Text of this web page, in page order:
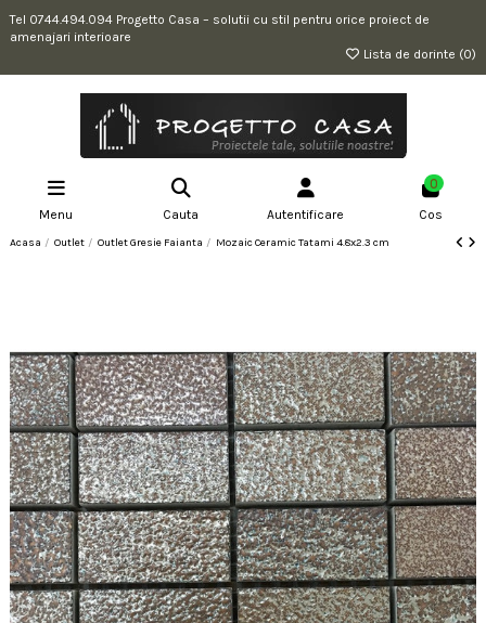
Tel 0744.494.094 Progetto Casa – solutii cu stil pentru orice proiect de
amenajari interioare
Lista de dorinte (0)
Menu Cauta Autentificare
0
Cos
Acasa Outlet Outlet Gresie Faianta Mozaic Ceramic Tatami 4.8x2.3 cm